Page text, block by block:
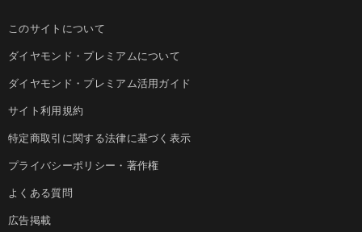
このサイトについて
ダイヤモンド・プレミアムについて
ダイヤモンド・プレミアム活用ガイド
サイト利用規約
特定商取引に関する法律に基づく表示
プライバシーポリシー・著作権
よくある質問
広告掲載